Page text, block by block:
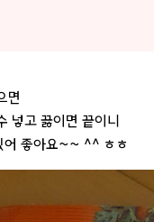
면
넣고 끓이면 끝이니
어 좋아요~~ ^^ ㅎㅎ